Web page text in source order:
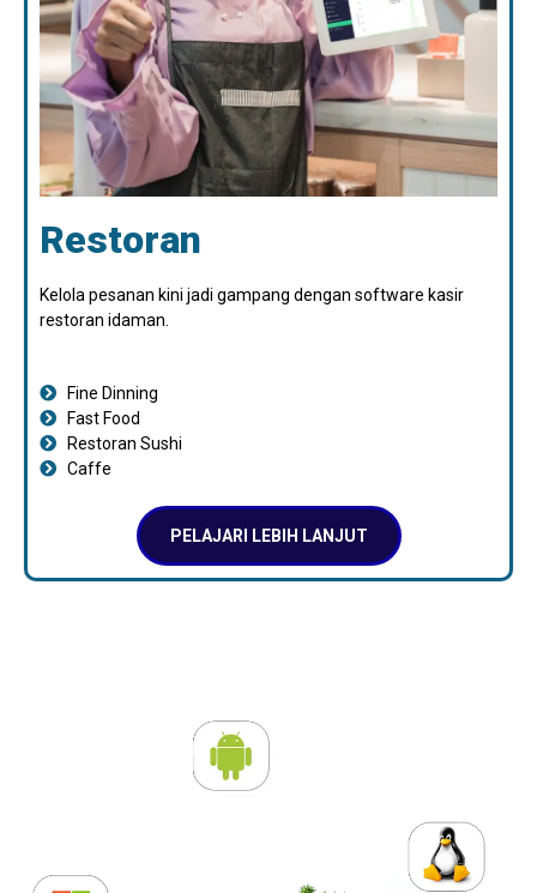
Restoran
Kelola pesanan kini jadi gampang dengan software kasir
restoran idaman.
Fine Dinning
Fast Food
Restoran Sushi
Caffe
PELAJARI LEBIH LANJUT